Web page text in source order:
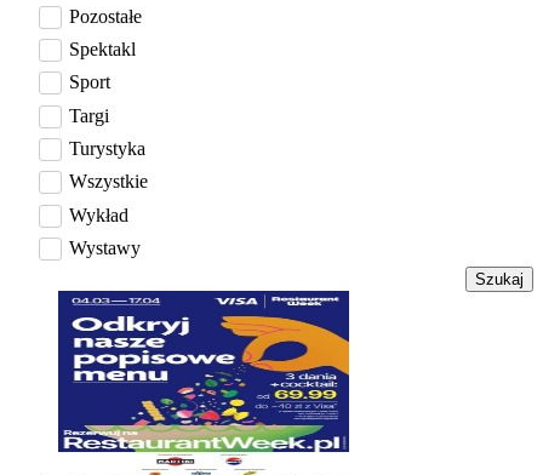
Pozostałe
Spektakl
Sport
Targi
Turystyka
Wszystkie
Wykład
Wystawy
Szukaj